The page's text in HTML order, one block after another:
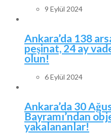
9 Eylül 2024
Ankara’da 138
peşinat, 24 ay
olun!
6 Eylül 2024
Ankara’da 30
Bayramı’ndan
yakalananlar!